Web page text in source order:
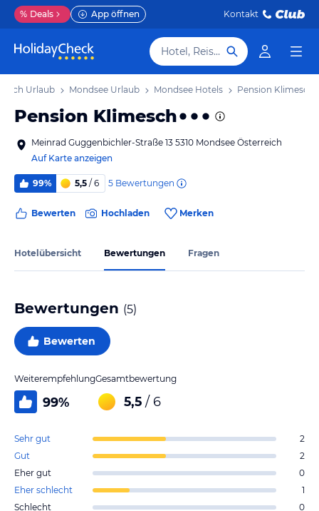
% Deals App öffnen Kontakt
Hotel, Reiseziel
Urlaub Mondsee Urlaub Mondsee Hotels Pension Klimesch
Pension Klimesch
Meinrad Guggenbichler-Straße 13 5310 Mondsee Österreich
Auf Karte anzeigen
99% 5,5 / 6 5 Bewertungen
Bewerten Hochladen Merken
Hotelübersicht Bewertungen Fragen
Bewertungen (5)
Bewerten
Weiterempfehlung
99%
Gesamtbewertung
5,5 / 6
Sehr gut
2
Gut
2
Eher gut
0
Eher schlecht
1
Schlecht
0